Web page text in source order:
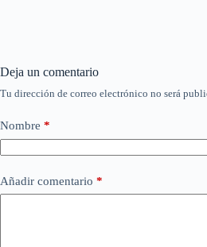
Deja un comentario
Tu dirección de correo electrónico no será
Nombre *
Añadir comentario *